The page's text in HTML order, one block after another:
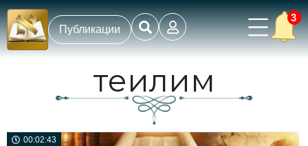
Публикации
3
теилим
00:02:43